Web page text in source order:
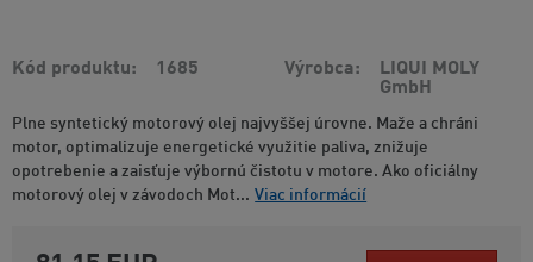
Kód produktu 1685 Výrobca
LIQUI MOLY
GmbH
Plne syntetický motorový olej najvyššej úrovne. Maže a chráni
motor, optimalizuje energetické využitie paliva, znižuje
opotrebenie a zaisťuje výbornú čistotu v motore. Ako oficiálny
motorový olej v závodoch Mot... Viac informácií